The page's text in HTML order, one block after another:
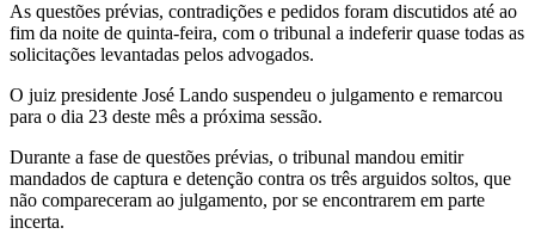
As questões prévias, contradições e pedidos foram discutidos até ao
fim da noite de quinta-feira, com o tribunal a indeferir quase todas as
solicitações levantadas pelos advogados.
O juiz presidente José Lando suspendeu o julgamento e remarcou
para o dia 23 deste mês a próxima sessão.
Durante a fase de questões prévias, o tribunal mandou emitir
mandados de captura e detenção contra os três arguidos soltos, que
não compareceram ao julgamento, por se encontrarem em parte
incerta.